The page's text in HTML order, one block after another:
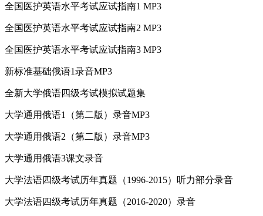
全国医护英语水平考试应试指南1 MP3
全国医护英语水平考试应试指南2 MP3
全国医护英语水平考试应试指南3 MP3
新标准基础俄语1录音MP3
全新大学俄语四级考试模拟试题集
大学通用俄语1（第二版）录音MP3
大学通用俄语2（第二版）录音MP3
大学通用俄语3课文录音
大学法语四级考试历年真题（1996-2015）听力部分录音
大学法语四级考试历年真题（2016-2020）录音